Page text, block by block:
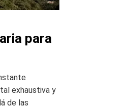
para
exhaustiva y
de las